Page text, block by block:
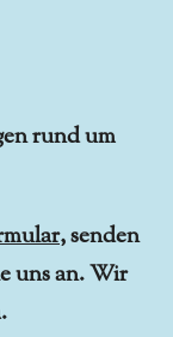
rund um
, senden
uns an. Wir